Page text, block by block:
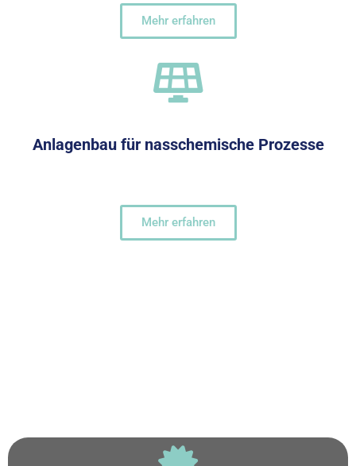
Mehr erfahren
Anlagenbau für nasschemische Prozesse
Mehr erfahren